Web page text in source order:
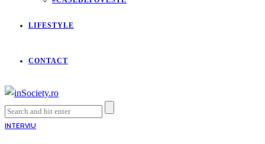
LIFESTYLE
CONTACT
INTERVIU